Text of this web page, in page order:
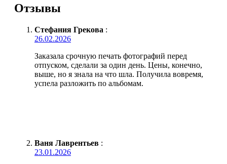
Отзывы
Стефания Грекова :
26.02.2026
Заказала срочную печать фотографий перед
отпуском, сделали за один день. Цены, конечно,
выше, но я знала на что шла. Получила вовремя,
успела разложить по альбомам.
Ваня Лаврентьев :
23.01.2026